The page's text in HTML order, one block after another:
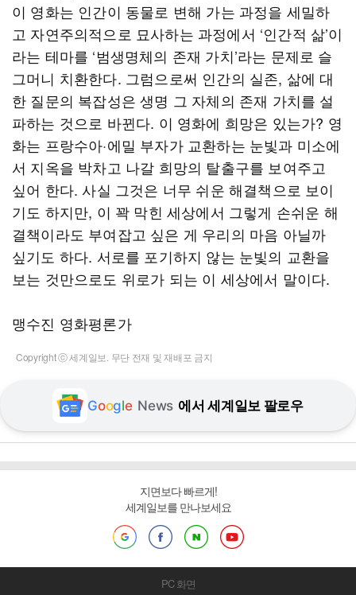
이 영화는 인간이 동물로 변해 가는 과정을 세밀하
고 자연주의적으로 묘사하는 과정에서 ‘인간적 삶’이
라는 테마를 ‘범생명체의 존재 가치’라는 문제로 슬
그머니 치환한다. 그럼으로써 인간의 실존, 삶에 대
한 질문의 복잡성은 생명 그 자체의 존재 가치를 설
파하는 것으로 바뀐다. 이 영화에 희망은 있는가? 영
화는 프랑수아·에밀 부자가 교환하는 눈빛과 미소에
서 지옥을 박차고 나갈 희망의 탈출구를 보여주고
싶어 한다. 사실 그것은 너무 쉬운 해결책으로 보이
기도 하지만, 이 꽉 막힌 세상에서 그렇게 손쉬운 해
결책이라도 부여잡고 싶은 게 우리의 마음 아닐까
싶기도 하다. 서로를 포기하지 않는 눈빛의 교환을
보는 것만으로도 위로가 되는 이 세상에서 말이다.
맹수진 영화평론가
Copyright ⓒ 세계일보. 무단 전재 및 재배포 금지
Google News 에서 세계일보 팔로우
지면보다 빠르게!
세계일보를 만나보세요
PC 화면